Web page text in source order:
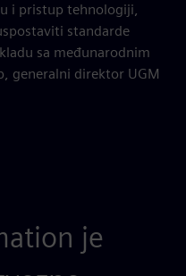
i pristup tehnologiji,
standarde
sa međunarodnim
generalni direktor UGM
je